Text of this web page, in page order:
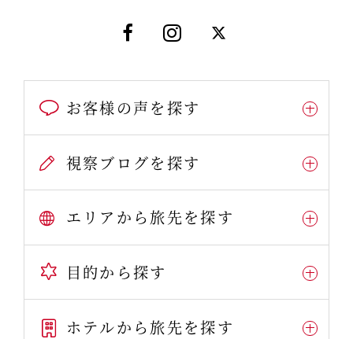
お客様の声を探す
視察ブログを探す
エリアから旅先を探す
目的から探す
ホテルから旅先を探す